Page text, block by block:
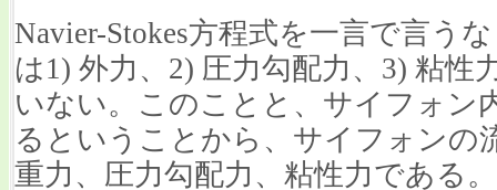
Navier-Stokes方程式を一言で言う
は1) 外力、2) 圧力勾配力、3) 粘性
いない。このことと、サイフォン
るということから、サイフォンの
重力、圧力勾配力、粘性力である